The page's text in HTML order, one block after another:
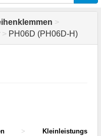
>
> PH06D (PH06D-H)
>
Kleinleistungs